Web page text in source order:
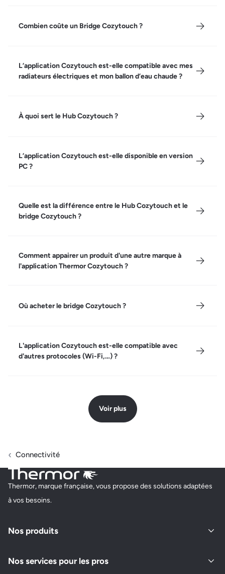
Combien coûte un Bridge Cozytouch ?
L’application Cozytouch est-elle compatible avec mes
radiateurs électriques et mon ballon d’eau chaude ?
À quoi sert le Hub Cozytouch ?
L’application Cozytouch est-elle disponible en version
PC ?
Quelle est la différence entre le Hub Cozytouch et le
bridge Cozytouch ?
Comment appairer un produit d'une autre marque à
l'application Thermor Cozytouch ?
Où acheter le bridge Cozytouch ?
L'application Cozytouch est-elle compatible avec
d'autres protocoles (Wi-Fi,…) ?
Voir plus
Connectivité
Thermor, marque française, vous propose des solutions adaptées
à vos besoins.
Nos produits
Nos services pour les pros